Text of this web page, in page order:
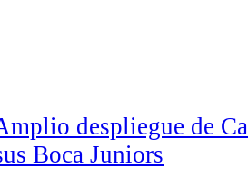
despliegue de
Boca Juniors